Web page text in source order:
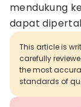
mendukung
dapat
This article is
carefully
the most
standards of